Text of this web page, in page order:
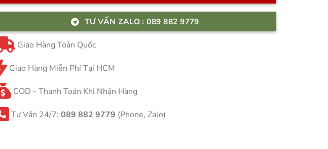
TƯ VẤN ZALO : 089 882 9779
Giao Hàng Toàn Quốc
Giao Hàng Miễn Phí Tại HCM
COD - Thanh Toán Khi Nhận Hàng
Tư Vấn 24/7: 089 882 9779 (Phone, Zalo)